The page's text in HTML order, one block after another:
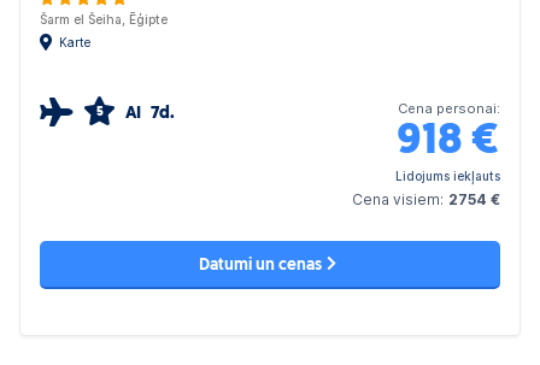
Šarm el Šeiha, Ēģipte
Karte
5 AI 7d. Cena personai:
918 €
Lidojums iekļauts
Cena visiem: 2754 €
Datumi un cenas